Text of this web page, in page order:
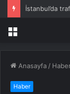
Menü
Anasayfa /
Haber